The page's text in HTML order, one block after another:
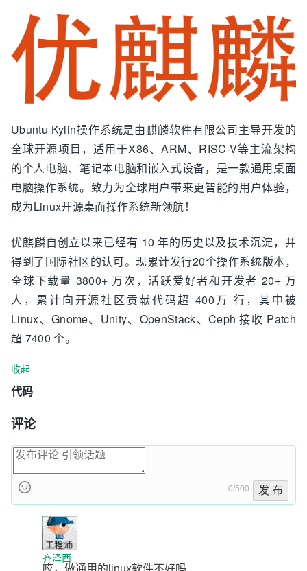
Ubuntu Kylin操作系统是由麒麟软件有限公司主导开发的
全球开源项目，适用于X86、ARM、RISC-V等主流架构
的个人电脑、笔记本电脑和嵌入式设备，是⼀款通用桌面
电脑操作系统。致力为全球用户带来更智能的用户体验，
成为Linux开源桌面操作系统新领航！
优麒麟自创立以来已经有 10 年的历史以及技术沉淀，并
得到了国际社区的认可。现累计发行20个操作系统版本，
全球下载量 3800+ 万次，活跃爱好者和开发者 20+ 万
人，累计向开源社区贡献代码超 400万 行，其中被
Linux、Gnome、Unity、OpenStack、Ceph 接收 Patch
超 7400 个。
收起
代码
评论
0/500 发 布
齐泽西
哎，做通用的linux软件不好吗